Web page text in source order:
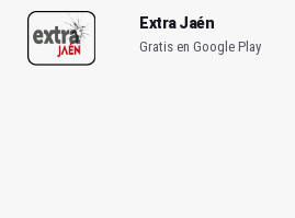
Extra Jaén
Gratis en Google Play